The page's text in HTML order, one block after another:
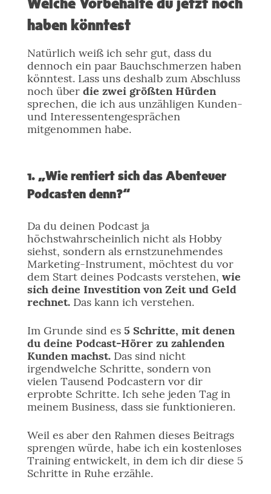
Welche Vorbehalte du jetzt noch
haben könntest
Natürlich weiß ich sehr gut, dass du
dennoch ein paar Bauchschmerzen haben
könntest. Lass uns deshalb zum Abschluss
noch über die zwei größten Hürden
sprechen, die ich aus unzähligen Kunden-
und Interessentengesprächen
mitgenommen habe.
1. „Wie rentiert sich das Abenteuer
Podcasten denn?“
Da du deinen Podcast ja
höchstwahrscheinlich nicht als Hobby
siehst, sondern als ernstzunehmendes
Marketing-Instrument, möchtest du vor
dem Start deines Podcasts verstehen, wie
sich deine Investition von Zeit und Geld
rechnet.Das kann ich verstehen.
Im Grunde sind es 5 Schritte, mit denen
du deine Podcast-Hörer zu zahlenden
Kunden machst.Das sind nicht
irgendwelche Schritte, sondern von
vielen Tausend Podcastern vor dir
erprobte Schritte. Ich sehe jeden Tag in
meinem Business, dass sie funktionieren.
Weil es aber den Rahmen dieses Beitrags
sprengen würde, habe ich ein kostenloses
Training entwickelt, in dem ich dir diese 5
Schritte in Ruhe erzähle.